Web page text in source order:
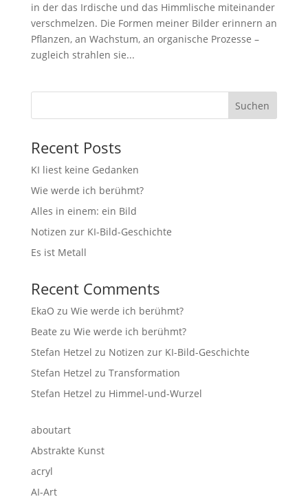
in der das Irdische und das Himmlische miteinander
verschmelzen. Die Formen meiner Bilder erinnern an
Pflanzen, an Wachstum, an organische Prozesse –
zugleich strahlen sie...
Suchen
Recent Posts
KI liest keine Gedanken
Wie werde ich berühmt?
Alles in einem: ein Bild
Notizen zur KI-Bild-Geschichte
Es ist Metall
Recent Comments
EkaO zu Wie werde ich berühmt?
Beate zu Wie werde ich berühmt?
Stefan Hetzel zu Notizen zur KI-Bild-Geschichte
Stefan Hetzel zu Transformation
Stefan Hetzel zu Himmel-und-Wurzel
aboutart
Abstrakte Kunst
acryl
AI-Art